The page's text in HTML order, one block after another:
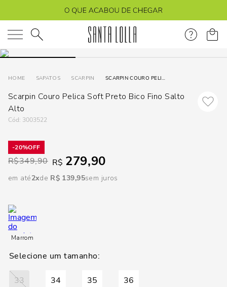
O que você está procurando?
SAPATOS SCARPIN SCARPIN COURO PELICA SOFT PRETO BICO FINO SALTO ALTO
Scarpin Couro Pelica Soft Preto Bico Fino Salto
Alto
: 3003522
20%
R$349,90 R$ 279,90
em até2 R$ 139,95sem juros
Marrom
33 34 35 36